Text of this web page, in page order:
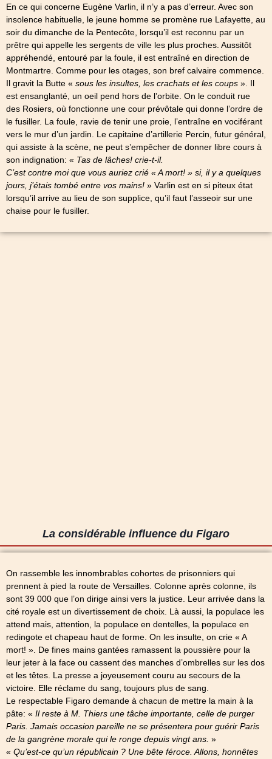
En ce qui concerne Eugène Varlin, il n’y a pas d’erreur. Avec son
insolence habituelle, le jeune homme se promène rue Lafayette, au
soir du dimanche de la Pentecôte, lorsqu’il est reconnu par un
prêtre qui appelle les sergents de ville les plus proches. Aussitôt
appréhendé, entouré par la foule, il est entraîné en direction de
Montmartre. Comme pour les otages, son bref calvaire commence.
Il gravit la Butte « sous les insultes, les crachats et les coups ». Il
est ensanglanté, un oeil pend hors de l’orbite. On le conduit rue
des Rosiers, où fonctionne une cour prévôtale qui donne l’ordre de
le fusiller. La foule, ravie de tenir une proie, l’entraîne en vociférant
vers le mur d’un jardin. Le capitaine d’artillerie Percin, futur général,
qui assiste à la scène, ne peut s’empêcher de donner libre cours à
son indignation: « Tas de lâches! crie-t-il.
C’est contre moi que vous auriez crié « A mort! » si, il y a quelques
jours, j’étais tombé entre vos mains! » Varlin est en si piteux état
lorsqu’il arrive au lieu de son supplice, qu’il faut l’asseoir sur une
chaise pour le fusiller.
La considérable influence du Figaro
On rassemble les innombrables cohortes de prisonniers qui
prennent à pied la route de Versailles. Colonne après colonne, ils
sont 39 000 que l’on dirige ainsi vers la justice. Leur arrivée dans la
cité royale est un divertissement de choix. Là aussi, la populace les
attend mais, attention, la populace en dentelles, la populace en
redingote et chapeau haut de forme. On les insulte, on crie « A
mort! ». De fines mains gantées ramassent la poussière pour la
leur jeter à la face ou cassent des manches d’ombrelles sur les dos
et les têtes. La presse a joyeusement couru au secours de la
victoire. Elle réclame du sang, toujours plus de sang.
Le respectable Figaro demande à chacun de mettre la main à la
pâte: « Il reste à M. Thiers une tâche importante, celle de purger
Paris. Jamais occasion pareille ne se présentera pour guérir Paris
de la gangrène morale qui le ronge depuis vingt ans. »
« Qu’est-ce qu’un républicain ? Une bête féroce. Allons, honnêtes